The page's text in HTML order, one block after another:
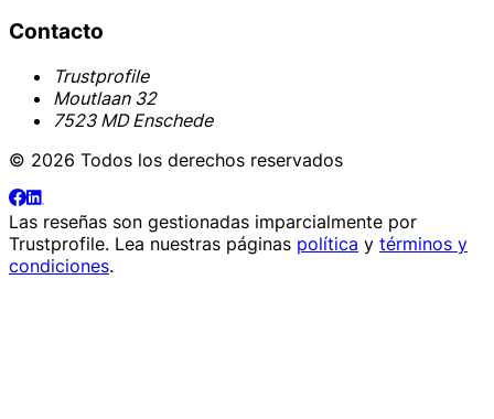
Contacto
Trustprofile
Moutlaan 32
7523 MD Enschede
© 2026 Todos los derechos reservados
Las reseñas son gestionadas imparcialmente por
Trustprofile. Lea nuestras páginas política y términos y
condiciones.